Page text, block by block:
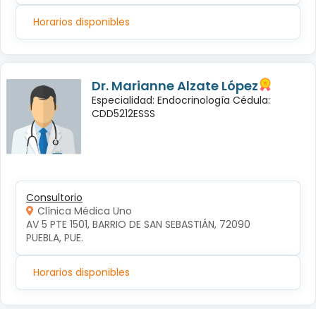
Horarios disponibles
Dr. Marianne Alzate López
Especialidad: Endocrinología Cédula:
CDD5212ESSS
Consultorio
Clínica Médica Uno
AV 5 PTE 1501, BARRIO DE SAN SEBASTIÁN, 72090
PUEBLA, PUE.
Horarios disponibles